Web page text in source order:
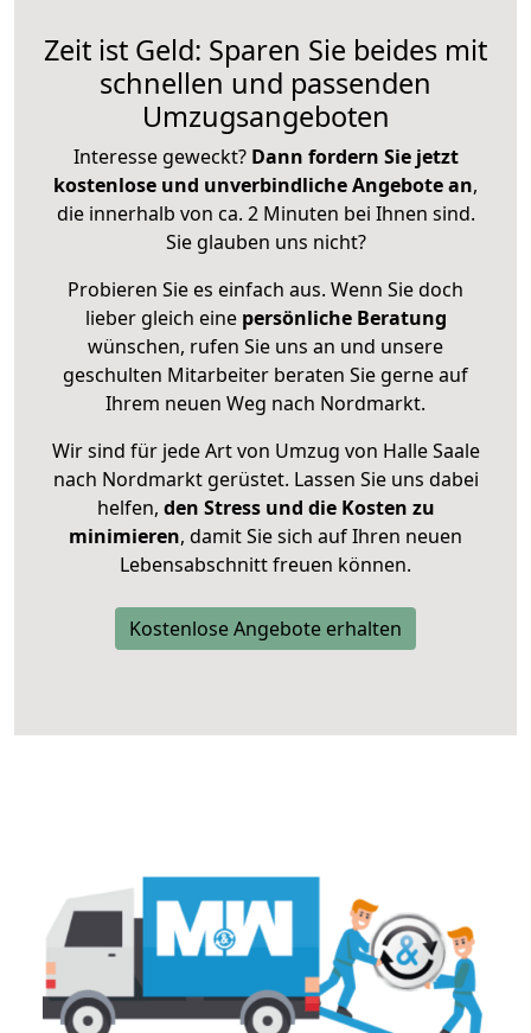
Zeit ist Geld: Sparen Sie beides mit
schnellen und passenden
Umzugsangeboten
Interesse geweckt? Dann fordern Sie jetzt
kostenlose und unverbindliche Angebote an,
die innerhalb von ca. 2 Minuten bei Ihnen sind.
Sie glauben uns nicht?
Probieren Sie es einfach aus. Wenn Sie doch
lieber gleich eine persönliche Beratung
wünschen, rufen Sie uns an und unsere
geschulten Mitarbeiter beraten Sie gerne auf
Ihrem neuen Weg nach Nordmarkt.
Wir sind für jede Art von Umzug von Halle Saale
nach Nordmarkt gerüstet. Lassen Sie uns dabei
helfen, den Stress und die Kosten zu
minimieren, damit Sie sich auf Ihren neuen
Lebensabschnitt freuen können.
Kostenlose Angebote erhalten